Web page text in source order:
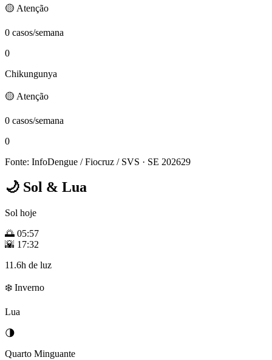
🟡 Atenção
0 casos/semana
0
Chikungunya
🟡 Atenção
0 casos/semana
0
Fonte: InfoDengue / Fiocruz / SVS · SE 202629
🌙 Sol & Lua
Sol hoje
🌅 05:57
🌇 17:32
11.6h de luz
❄️ Inverno
Lua
🌗
Quarto Minguante